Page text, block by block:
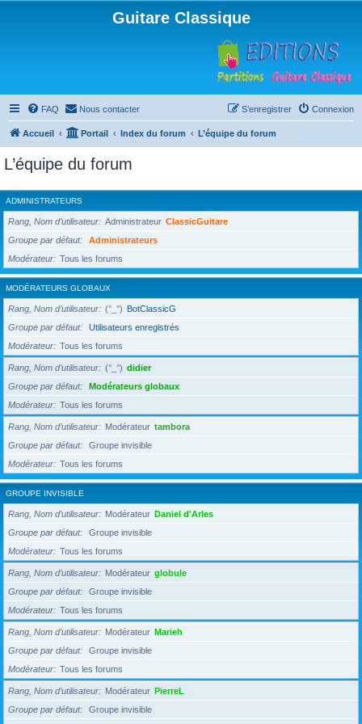
Guitare Classique
FAQ Nous contacter Connexion
S’enregistrer
Accueil Portail Index du forum L’équipe du forum
L’équipe du forum
ADMINISTRATEURS
Rang, Nom d’utilisateur Administrateur ClassicGuitare
Groupe par défaut
Administrateurs
Modérateur
Tous les forums
MODÉRATEURS GLOBAUX
Rang, Nom d’utilisateur (°_°) BotClassicG
Groupe par défaut
Utilisateurs enregistrés
Modérateur
Tous les forums
Rang, Nom d’utilisateur (°_°) didier
Groupe par défaut
Modérateurs globaux
Modérateur
Tous les forums
Rang, Nom d’utilisateur Modérateur tambora
Groupe par défaut
Groupe invisible
Modérateur
Tous les forums
GROUPE INVISIBLE
Rang, Nom d’utilisateur Modérateur Daniel d'Arles
Groupe par défaut
Groupe invisible
Modérateur
Tous les forums
Rang, Nom d’utilisateur Modérateur globule
Groupe par défaut
Groupe invisible
Modérateur
Tous les forums
Rang, Nom d’utilisateur Modérateur Marieh
Groupe par défaut
Groupe invisible
Modérateur
Tous les forums
Rang, Nom d’utilisateur Modérateur PierreL
Groupe par défaut
Groupe invisible